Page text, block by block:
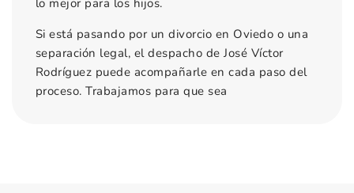
Si está pasando por un divorcio en Oviedo o una
separación legal, el despacho de José Víctor
Rodríguez puede acompañarle en cada paso del
proceso. Trabajamos para que sea